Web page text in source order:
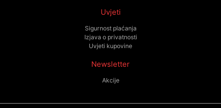
Uvjeti
Sigurnost plaćanja
Izjava o privatnosti
Uvjeti kupovine
Newsletter
Akcije